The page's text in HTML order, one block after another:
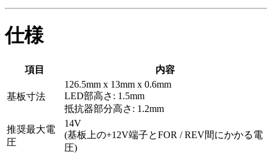
仕様
項目 内容
基板寸法
126.5mm x 13mm x 0.6mm
LED部高さ: 1.5mm
抵抗器部分高さ: 1.2mm
推奨最大電
圧
14V
(基板上の+12V端子とFOR / REV間にかかる電
圧)